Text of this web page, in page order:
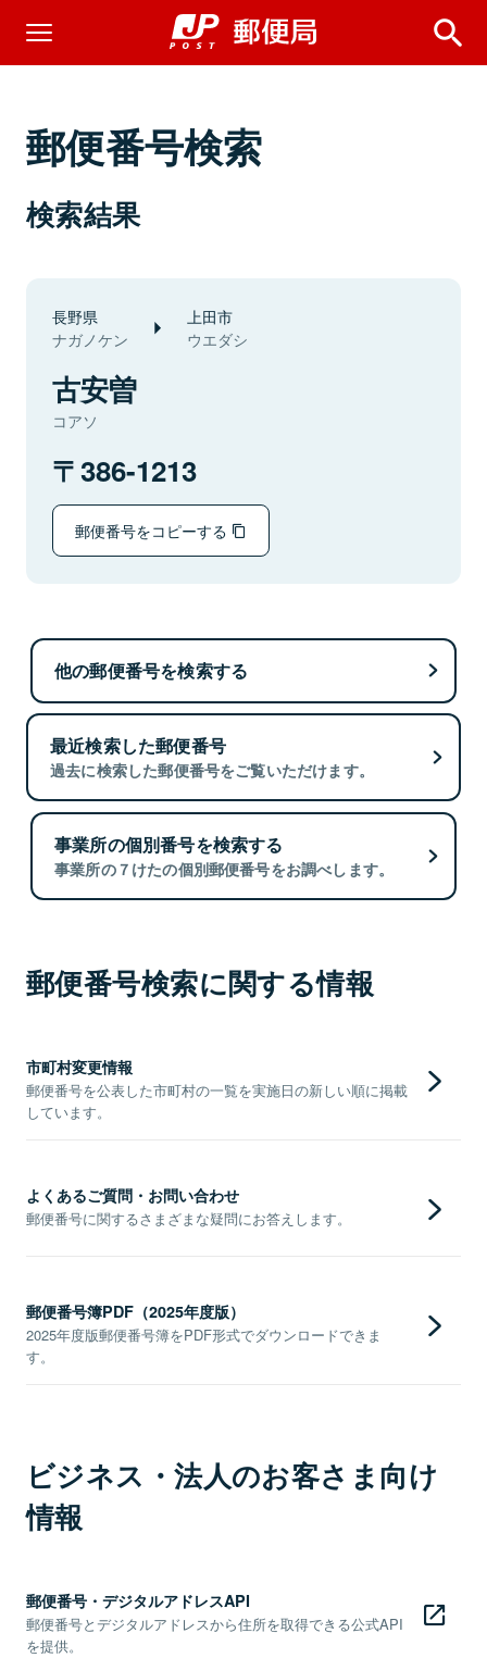
郵便番号検索
検索結果
長野県
ナガノケン
上田市
ウエダシ
古安曽
コアソ
386-1213
郵便番号をコピーする
他の郵便番号を検索する
最近検索した郵便番号
過去に検索した郵便番号をご覧いただけます。
事業所の個別番号を検索する
事業所の７けたの個別郵便番号をお調べします。
郵便番号検索に関する情報
市町村変更情報
郵便番号を公表した市町村の一覧を実施日の新しい順に掲載
しています。
よくあるご質問・お問い合わせ
郵便番号に関するさまざまな疑問にお答えします。
郵便番号簿PDF（2025年度版）
2025年度版郵便番号簿をPDF形式でダウンロードできま
す。
ビジネス・法人のお客さま向け
情報
郵便番号・デジタルアドレスAPI
郵便番号とデジタルアドレスから住所を取得できる公式API
を提供。